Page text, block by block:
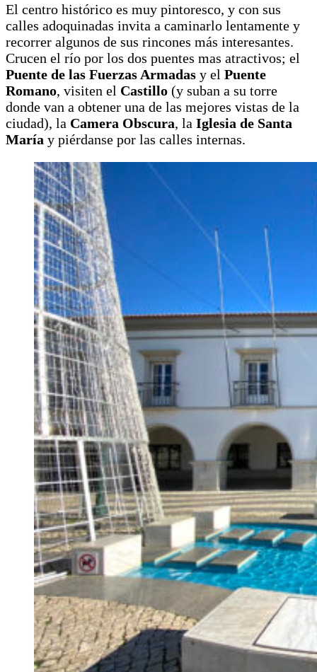
El centro histórico es muy pintoresco, y con sus
calles adoquinadas invita a caminarlo lentamente y
recorrer algunos de sus rincones más interesantes.
Crucen el río por los dos puentes mas atractivos; el
Puente de las Fuerzas Armadas y el Puente
Romano, visiten el Castillo (y suban a su torre
donde van a obtener una de las mejores vistas de la
ciudad), la Camera Obscura, la Iglesia de Santa
María y piérdanse por las calles internas.